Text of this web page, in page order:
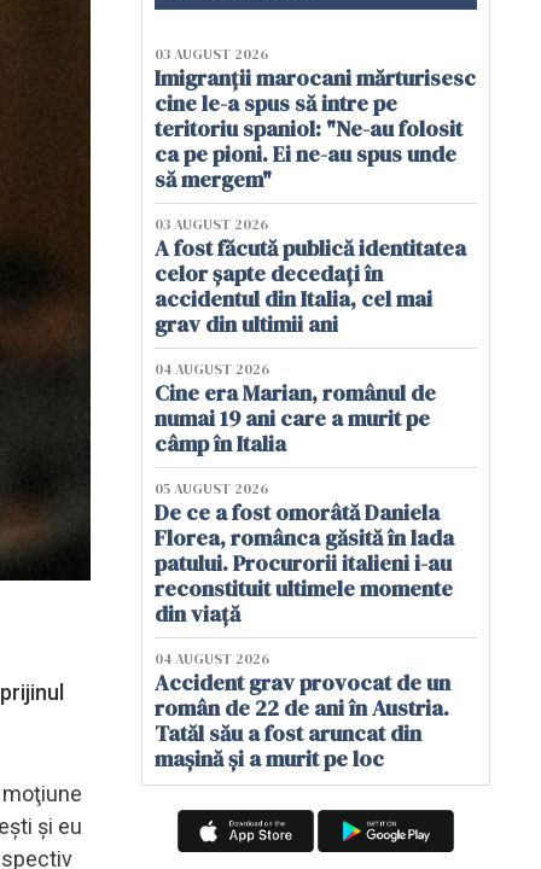
şi eu
03 AUGUST 2026
Imigranții marocani mărturisesc
cine le-a spus să intre pe
teritoriu spaniol: "Ne-au folosit
ca pe pioni. Ei ne-au spus unde
să mergem"
03 AUGUST 2026
A fost făcută publică identitatea
celor șapte decedați în
accidentul din Italia, cel mai
grav din ultimii ani
04 AUGUST 2026
Cine era Marian, românul de
numai 19 ani care a murit pe
câmp în Italia
05 AUGUST 2026
De ce a fost omorâtă Daniela
Florea, românca găsită în lada
patului. Procurorii italieni i-au
reconstituit ultimele momente
din viață
04 AUGUST 2026
Accident grav provocat de un
român de 22 de ani în Austria.
Tatăl său a fost aruncat din
mașină și a murit pe loc